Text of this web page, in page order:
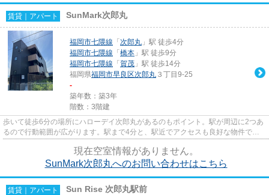
賃貸｜アパート SunMark次郎丸
福岡市七隈線 「 次郎丸 」駅 徒歩4分
福岡市七隈線 「 橋本 」駅 徒歩9分
福岡市七隈線 「 賀茂 」駅 徒歩14分
福岡県福岡市早良区次郎丸 ３丁目9-25
-
築年数：築3年
階数：3階建
歩いて徒歩6分の場所にハローデイ次郎丸があるのもポイント。駅が周辺に2つあ
るので行動範囲が広がります。駅まで4分と、駅近でアクセスも良好な物件で
現在空室情報がありません。
SunMark次郎丸へのお問い合わせはこちら
賃貸｜アパート Sun Rise 次郎丸駅前